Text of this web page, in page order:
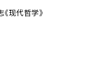
现代哲学》